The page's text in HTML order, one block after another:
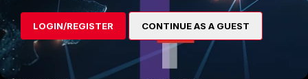
LOGIN/REGISTER CONTINUE AS A GUEST